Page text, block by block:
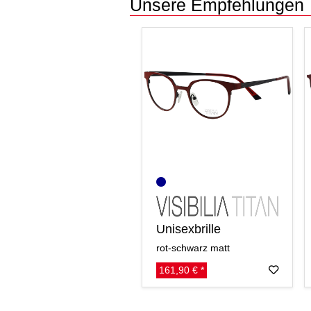
Unsere Empfehlungen
Unisexbrille
rot-schwarz matt
161,90 € *